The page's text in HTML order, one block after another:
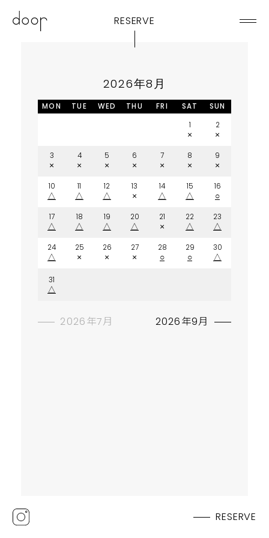
RESERVE
2026年8月
MON TUE WED THU FRI SAT
SUN
1
×
2
×
3
×
4
×
5
×
6
×
7
×
8
×
9
×
10
△
11
△
12
△
13
×
14
△
15
△
16
○
17
△
18
△
19
△
20
△
21
×
22
△
23
△
24
△
25
×
26
×
27
×
28
○
29
○
30
△
31
△
2026年7月 2026年9月
RESERVE